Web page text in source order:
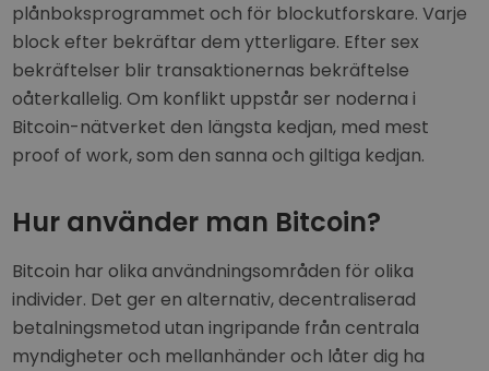
plånboksprogrammet och för blockutforskare. Varje
block efter bekräftar dem ytterligare. Efter sex
bekräftelser blir transaktionernas bekräftelse
oåterkallelig. Om konflikt uppstår ser noderna i
Bitcoin-nätverket den längsta kedjan, med mest
proof of work, som den sanna och giltiga kedjan.
Hur använder man Bitcoin?
Bitcoin har olika användningsområden för olika
individer. Det ger en alternativ, decentraliserad
betalningsmetod utan ingripande från centrala
myndigheter och mellanhänder och låter dig ha